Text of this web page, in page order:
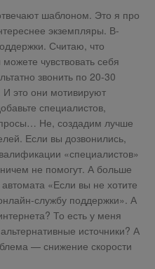
шаблоном. Это я про
экземпляры. В-
Считаю, что
чувствовать себя
звонить по 20-30
это они мотивируют
специалистов,
Не, создадим лучше
Если вы дозвонились,
«специалистов»
не помогут. А больше
«Если вы не хотите
службу поддержки». А
То есть у меня
источники? А
— снижение скорости